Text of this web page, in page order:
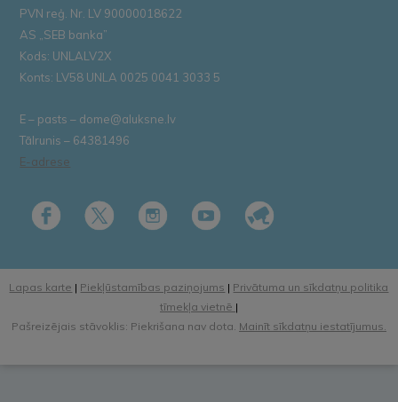
PVN reģ. Nr. LV 90000018622
AS „SEB banka”
Kods: UNLALV2X
Konts: LV58 UNLA 0025 0041 3033 5
E – pasts – dome@aluksne.lv
Tālrunis – 64381496
E-adrese
Lapas karte | Piekļūstamības paziņojums | Privātuma un sīkdatņu politika
tīmekļa vietnē |
Pašreizējais stāvoklis: Piekrišana nav dota. Mainīt sīkdatņu iestatījumus.